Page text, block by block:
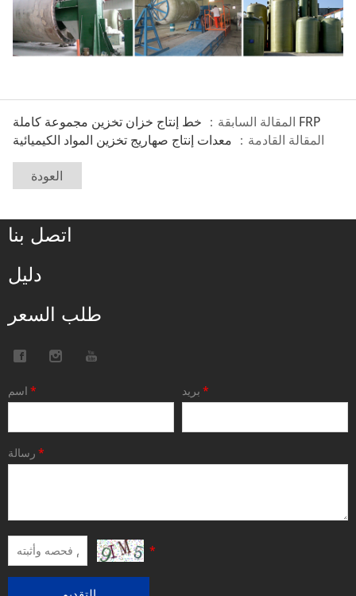
المقالة السابقة： خط إنتاج خزان تخزين مجموعة كاملة FRP
المقالة القادمة： معدات إنتاج صهاريج تخزين المواد الكيميائية
العودة
اتصل بنا
دليل
طلب السعر
اسم * بريد *
رسالة *
*